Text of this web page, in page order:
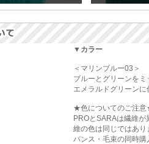
▼カラー
＜マリンブルー03＞
ブルーとグリーンをミ
エメラルドグリーンに
★色についてのご注
PROとSARAは繊維が
維の色は同じではあり
バンス・毛束の同時購